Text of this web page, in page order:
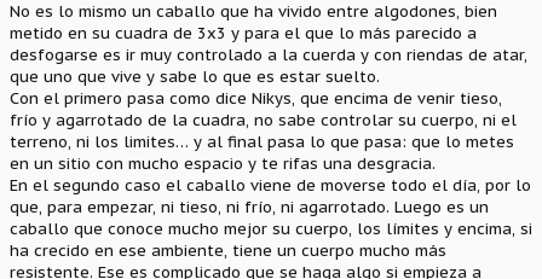
No es lo mismo un caballo que ha vivido entre algodones, bien
metido en su cuadra de 3x3 y para el que lo más parecido a
desfogarse es ir muy controlado a la cuerda y con riendas de atar,
que uno que vive y sabe lo que es estar suelto.
Con el primero pasa como dice Nikys, que encima de venir tieso,
frío y agarrotado de la cuadra, no sabe controlar su cuerpo, ni el
terreno, ni los limites… y al final pasa lo que pasa: que lo metes
en un sitio con mucho espacio y te rifas una desgracia.
En el segundo caso el caballo viene de moverse todo el día, por lo
que, para empezar, ni tieso, ni frío, ni agarrotado. Luego es un
caballo que conoce mucho mejor su cuerpo, los límites y encima, si
ha crecido en ese ambiente, tiene un cuerpo mucho más
resistente. Ese es complicado que se haga algo si empieza a